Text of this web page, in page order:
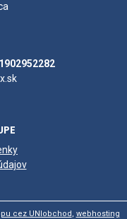
cez UNIobchod, webhosting